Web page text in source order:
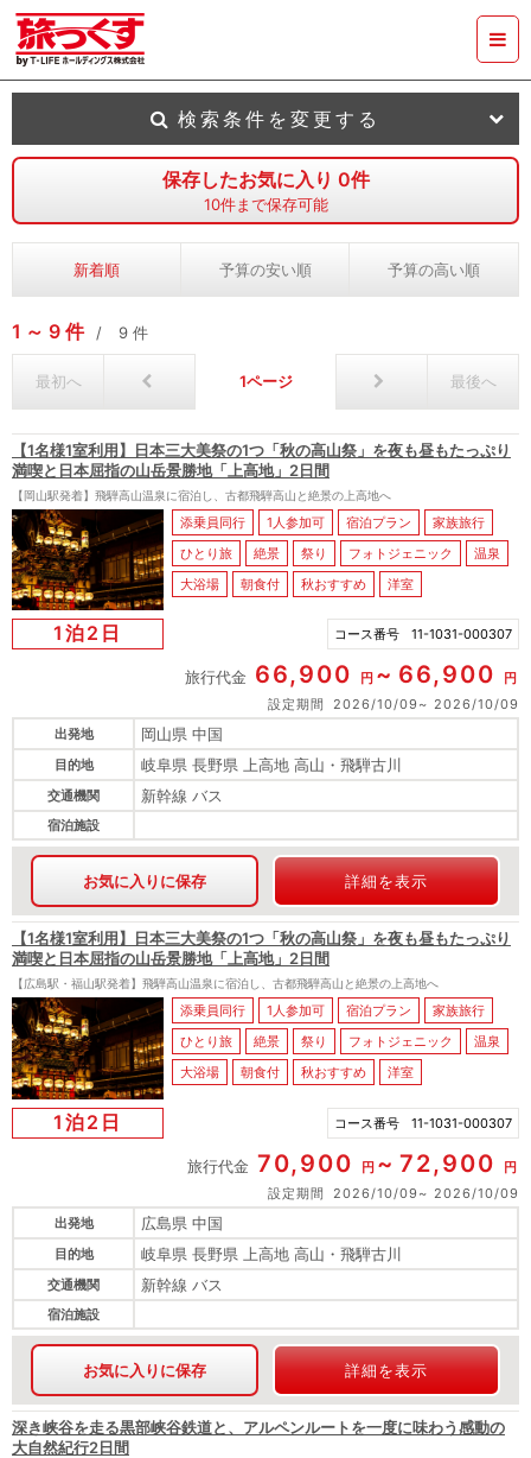
保存したお気に入り 0件
10件まで保存可能
新着順 予算の安い順 予算の高い順
1 9 件 9 件
最初へ 1 最後へ
【1名様1室利用】日本三大美祭の1つ「秋の高山祭」を夜も昼もたっぷり
満喫と日本屈指の山岳景勝地「上高地」2日間
【岡山駅発着】飛騨高山温泉に宿泊し、古都飛騨高山と絶景の上高地へ
添乗員同行 1人参加可 宿泊プラン
家族旅行
ひとり旅
絶景 祭り フォトジェニック
温泉
大浴場
朝食付 秋おすすめ 洋室
1泊2日 コース番号 11-1031-000307
旅行代金 66,900 円 66,900
円
設定期間
2026/10/09
2026/10/09
出発地
岡山県 中国
目的地 岐阜県 長野県 上高地 高山・飛騨古川
交通機関 新幹線 バス
宿泊施設
お気に入りに保存 詳細を表示
【1名様1室利用】日本三大美祭の1つ「秋の高山祭」を夜も昼もたっぷり
満喫と日本屈指の山岳景勝地「上高地」2日間
【広島駅・福山駅発着】飛騨高山温泉に宿泊し、古都飛騨高山と絶景の上高地へ
添乗員同行 1人参加可 宿泊プラン
家族旅行
ひとり旅
絶景 祭り フォトジェニック
温泉
大浴場
朝食付 秋おすすめ 洋室
1泊2日 コース番号 11-1031-000307
旅行代金 70,900 円 72,900
円
設定期間
2026/10/09
2026/10/09
出発地
広島県 中国
目的地 岐阜県 長野県 上高地 高山・飛騨古川
交通機関 新幹線 バス
宿泊施設
お気に入りに保存 詳細を表示
深き峡谷を走る黒部峡谷鉄道と、アルペンルートを一度に味わう感動の
大自然紀行2日間
検索条件を変更する